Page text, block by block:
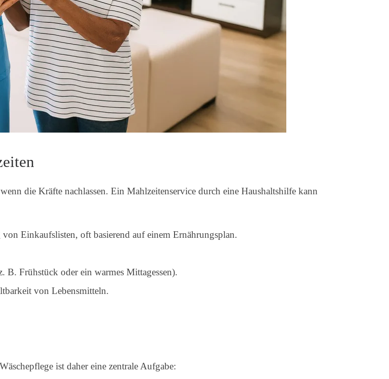
die Kräfte nachlassen. Ein Mahlzeitenservice durch eine Haushaltshilfe kann
Einkaufslisten, oft basierend auf einem Ernährungsplan.
B. Frühstück oder ein warmes Mittagessen).
von Lebensmitteln.
ist daher eine zentrale Aufgabe: